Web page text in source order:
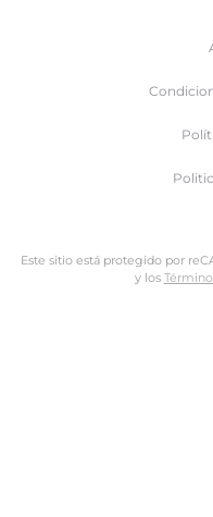
Este sitio está protegido por
y los